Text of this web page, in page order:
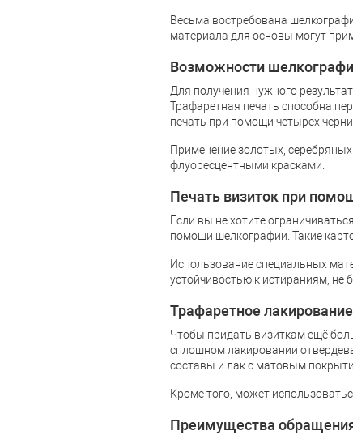
Весьма востребована
материала для основы могут
Возможности
Для получения нужного
Трафаретная печать способна
печать при помощи четырёх
Применение золотых,
флуоресцентными красками.
Печать визиток при
Если вы не хотите
помощи шелкографии. Такие
Использование специальных
устойчивостью к истираниям, не
Трафаретное лакирование
Чтобы придать визиткам ещё
сплошном лакировании
составы и лак с матовым
Кроме того, может
Преимущества